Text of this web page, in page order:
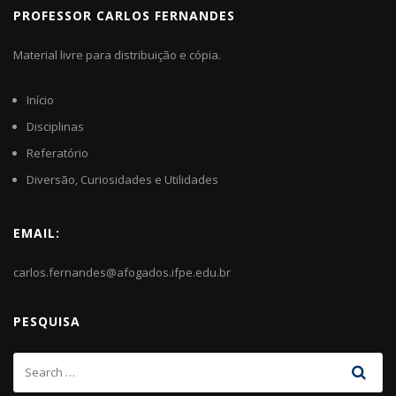
PROFESSOR CARLOS FERNANDES
Material livre para distribuição e cópia.
Início
Disciplinas
Referatório
Diversão, Curiosidades e Utilidades
EMAIL:
carlos.fernandes@afogados.ifpe.edu.br
PESQUISA